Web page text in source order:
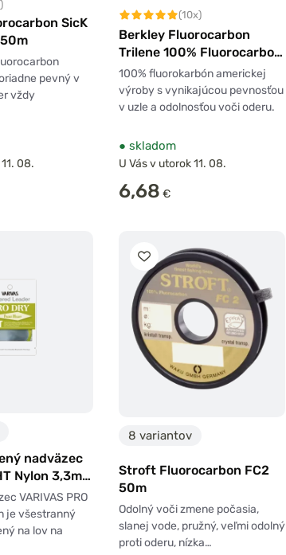
SicK
pevný v
vždy
08.
(10x)
Berkley Fluorocarbon
Trilene 100% Fluorocarbon
Leader 25m
100% fluorokarbón americkej
výroby s vynikajúcou pevnosťou
v uzle a odolnosťou voči oderu.
● skladom
U Vás v utorok 11. 08.
6,68 €
nadväzec
Nylon 3,3m
VARIVAS PRO
je všestranný
na lov na
8 variantov
Stroft Fluorocarbon FC2
50m
Odolný voči zmene počasia,
slanej vode, pružný, veľmi odolný
proti oderu, nízka…